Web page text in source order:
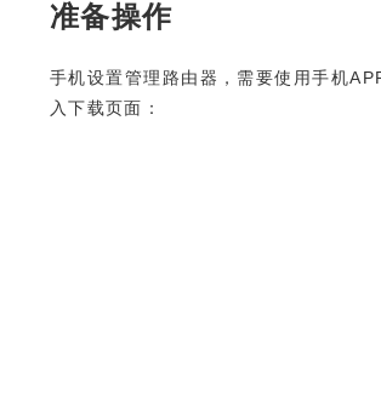
准备操作
手机设置管理路由器，需要使用手机
入下载页面：